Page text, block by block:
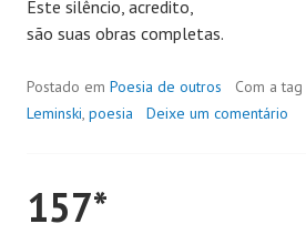
Este silêncio, acredito,
são suas obras completas.
Postado em Poesia de outros Com a tag
Leminski, poesia Deixe um comentário
157*